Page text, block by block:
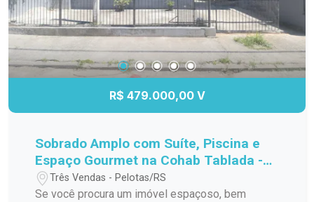
valorização, esta é a escolha certa! Entre em
contato e agende sua visita!
R$ 479.000,00 V
Sobrado Amplo com Suíte, Piscina e
Espaço Gourmet na Cohab Tablada -
Conforto e Lazer em Pelotas
Três Vendas - Pelotas/RS
Se você procura um imóvel espaçoso, bem